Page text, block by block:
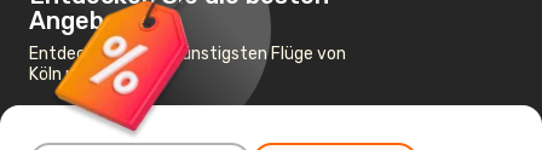
Angebote
Entdecken Sie die günstigsten Flüge von
Köln nach Osijek